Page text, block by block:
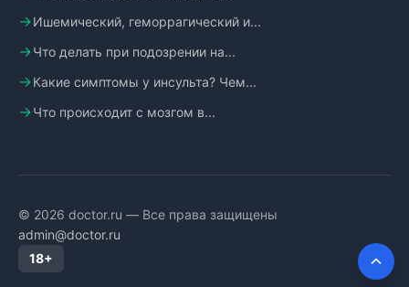
Ишемический, геморрагический и...
Что делать при подозрении на...
Какие симптомы у инсульта? Чем...
Что происходит с мозгом в...
© 2026 doctor.ru — Все права защищены
admin@doctor.ru
18+